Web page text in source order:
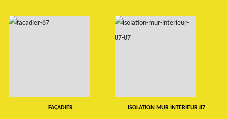
FAÇADIER ISOLATION MUR INTERIEUR 87